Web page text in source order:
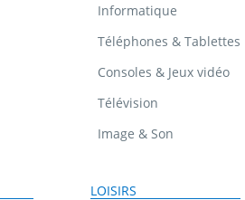
Informatique
Téléphones & Tablettes
Consoles & Jeux vidéo
Télévision
Image & Son
LOISIRS